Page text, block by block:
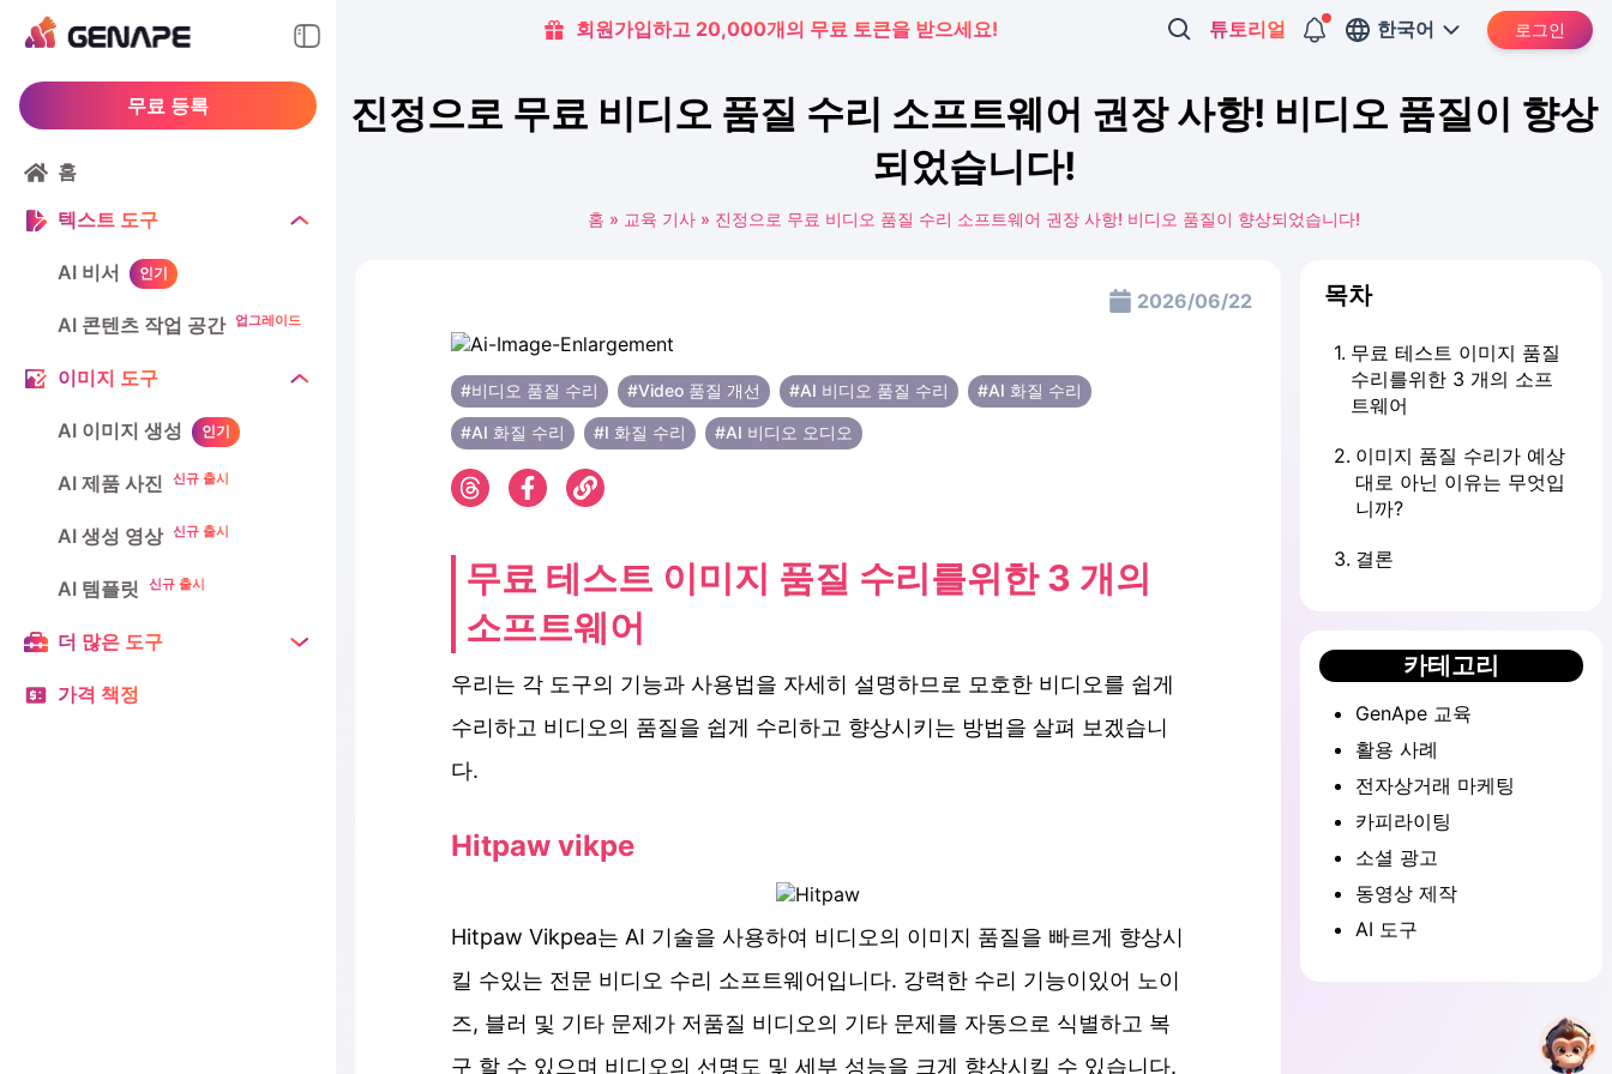
무료 등록
홈
텍스트 도구
AI 비서 인기
AI 콘텐츠 작업 공간 업그레이드
이미지 도구
AI 이미지 생성 인기
AI 제품 사진 신규 출시
AI 생성 영상 신규 출시
AI 템플릿 신규 출시
더 많은 도구
가격 책정
회원가입하고 20,000개의 무료 토큰을 받으세요! 튜토리얼 한국어 로그인
진정으로 무료 비디오 품질 수리 소프트웨어 권장 사항! 비디오 품질이 향상
되었습니다!
홈 » 교육 기사 » 진정으로 무료 비디오 품질 수리 소프트웨어 권장 사항! 비디오 품질이 향상되었습니다!
2026/06/22
#비디오 품질 수리 #Video 품질 개선 #AI 비디오 품질 수리 #AI 화질 수리
#AI 화질 수리 #I 화질 수리 #AI 비디오 오디오
무료 테스트 이미지 품질 수리를위한 3 개의
소프트웨어
우리는 각 도구의 기능과 사용법을 자세히 설명하므로 모호한 비디오를 쉽게
수리하고 비디오의 품질을 쉽게 수리하고 향상시키는 방법을 살펴 보겠습니
다.
Hitpaw vikpe
Hitpaw Vikpea는 AI 기술을 사용하여 비디오의 이미지 품질을 빠르게 향상시
킬 수있는 전문 비디오 수리 소프트웨어입니다. 강력한 수리 기능이있어 노이
즈, 블러 및 기타 문제가 저품질 비디오의 기타 문제를 자동으로 식별하고 복
구 할 수 있으며 비디오의 선명도 및 세부 성능을 크게 향상시킬 수 있습니다.
목차
1. 무료 테스트 이미지 품질
수리를위한 3 개의 소프
트웨어
2. 이미지 품질 수리가 예상
대로 아닌 이유는 무엇입
니까?
3. 결론
카테고리
GenApe 교육
활용 사례
전자상거래 마케팅
카피라이팅
소셜 광고
동영상 제작
AI 도구